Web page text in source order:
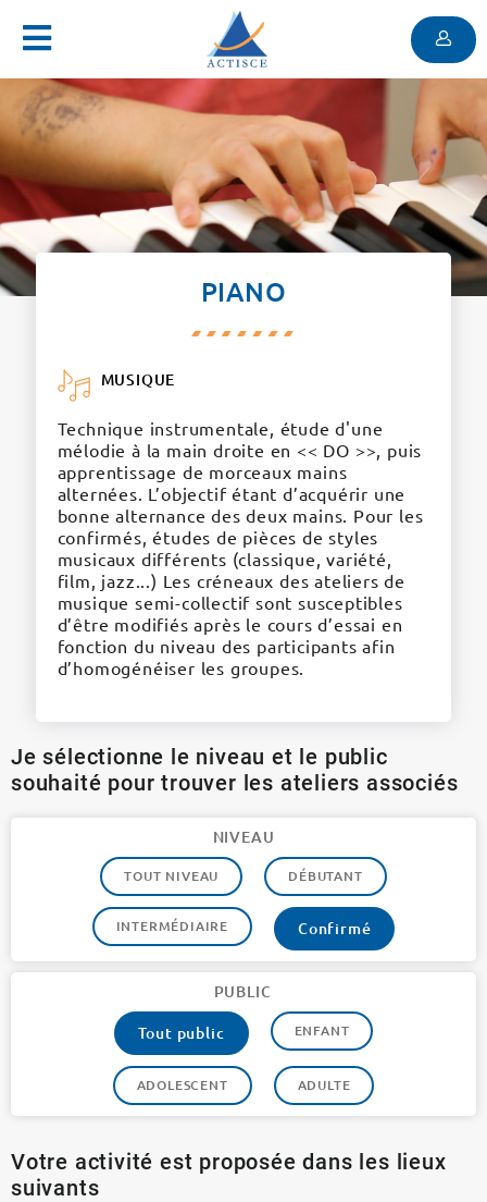
Menu
PIANO
MUSIQUE
Technique instrumentale, étude d'une
mélodie à la main droite en << DO >>, puis
apprentissage de morceaux mains
alternées. L’objectif étant d’acquérir une
bonne alternance des deux mains. Pour les
confirmés, études de pièces de styles
musicaux différents (classique, variété,
film, jazz...) Les créneaux des ateliers de
musique semi-collectif sont susceptibles
d’être modifiés après le cours d’essai en
fonction du niveau des participants afin
d’homogénéiser les groupes.
Je sélectionne le niveau et le public
souhaité pour trouver les ateliers associés
NIVEAU
TOUT NIVEAU DÉBUTANT
INTERMÉDIAIRE Confirmé
PUBLIC
Tout public
ENFANT
ADOLESCENT ADULTE
Votre activité est proposée dans les lieux
suivants